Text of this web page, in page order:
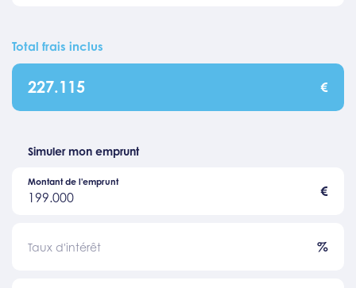
Total frais inclus
227.115 €
Simuler mon emprunt
199.000
Montant de l'emprunt
€
Taux d'intérêt %